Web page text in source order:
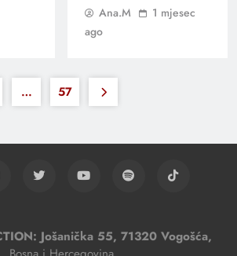
Ana.M
1 mjesec
ago
… 57
Jošanička 55, 71320 Vogošća,